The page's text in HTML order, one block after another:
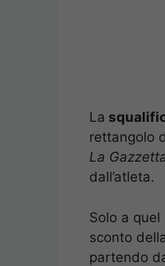
La
rettangolo
La
dall’atleta.
Solo a
sconto
partendo